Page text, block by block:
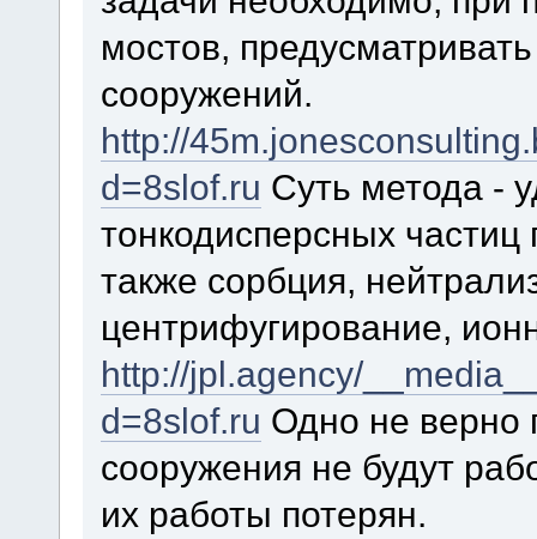
мостов,
сооружений.
http://
d=8slof.ru Суть метода -
тонкодисперсных частиц
также сорбция,
центрифугирование,
http://jpl.agency/
d=8slof.ru Одно не верно
сооружения не будут
их работы потерян.